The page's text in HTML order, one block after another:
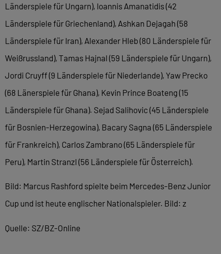
Länderspiele für Ungarn), Ioannis Amanatidis (42
Länderspiele für Griechenland), Ashkan Dejagah (58
Länderspiele für Iran), Alexander Hleb (80 Länderspiele für
Weißrussland), Tamas Hajnal (59 Länderspiele für Ungarn),
Jordi Cruyff (9 Länderspiele für Niederlande), Yaw Precko
(68 Länerspiele für Ghana), Kevin Prince Boateng (15
Länderspiele für Ghana). Sejad Salihovic (45 Länderspiele
für Bosnien-Herzegowina), Bacary Sagna (65 Länderspiele
für Frankreich), Carlos Zambrano (65 Länderspiele für
Peru), Martin Stranzl (56 Länderspiele für Österreich).
Bild: Marcus Rashford spielte beim Mercedes-Benz Junior
Cup und ist heute englischer Nationalspieler. Bild: z
Quelle: SZ/BZ-Online